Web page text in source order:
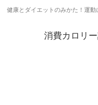
健康とダイエットのみかた！運
消費カロリ